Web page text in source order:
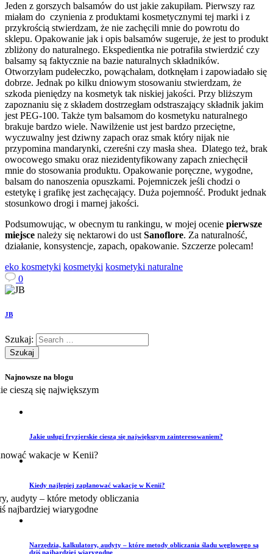
Jeden z gorszych balsamów do ust jakie zakupiłam. Pierwszy raz
miałam do czynienia z produktami kosmetycznymi tej marki i z
przykrością stwierdzam, że nie zachęcili mnie do powrotu do
sklepu. Opakowanie jak i opis balsamów sugeruje, że jest to produkt
zbliżony do naturalnego. Ekspedientka nie potrafiła stwierdzić czy
balsamy są faktycznie na bazie naturalnych składników.
Otworzyłam pudełeczko, powąchałam, dotknęłam i zapowiadało się
dobrze. Jednak po kilku dniowym stosowaniu stwierdzam, że
szkoda pieniędzy na kosmetyk tak niskiej jakości. Przy bliższym
zapoznaniu się z składem dostrzegłam odstraszający składnik jakim
jest PEG-100. Także tym balsamom do kosmetyku naturalnego
brakuje bardzo wiele. Nawilżenie ust jest bardzo przeciętne,
wyczuwalny jest dziwny zapach oraz smak który nijak nie
przypomina mandarynki, czereśni czy masła shea. Dlatego też, brak
owocowego smaku oraz niezidentyfikowany zapach zniechęcił
mnie do stosowania produktu. Opakowanie poręczne, wygodne,
balsam do nanoszenia opuszkami. Pojemniczek jeśli chodzi o
estetykę i grafikę jest zachęcający. Duża pojemność. Produkt jednak
stosunkowo drogi i marnej jakości.
Podsumowując, w obecnym tu rankingu, w mojej ocenie pierwsze
miejsce należy się nektarowi do ust Sanoflore. Za naturalność,
działanie, konsystencje, zapach, opakowanie. Szczerze polecam!
eko kosmetyki kosmetyki kosmetyki naturalne
0
JB
Szukaj:
Najnowsze na blogu
Jakie usługi fryzjerskie cieszą się największym zainteresowaniem?
Kiedy najlepiej zaplanować wakacje w Kenii?
Narzędzia, kalkulatory, audyty – które metody obliczania śladu węglowego są
dziś najbardziej wiarygodne